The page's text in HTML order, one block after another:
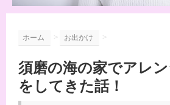
ホーム > お出かけ >
須磨の海の家でアレ
をしてきた話！